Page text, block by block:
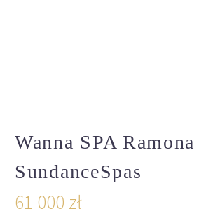
Wanna SPA Ramona
SundanceSpas
61 000 zł